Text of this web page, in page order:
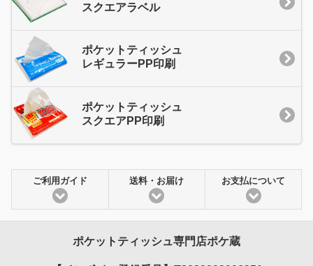
スクエアラベル
ポケットティッシュ
レギュラーPP印刷
ポケットティッシュ
スクエアPP印刷
ご利用ガイド 送料・お届け お支払について
ポケットティッシュ専門店ポケ蔵